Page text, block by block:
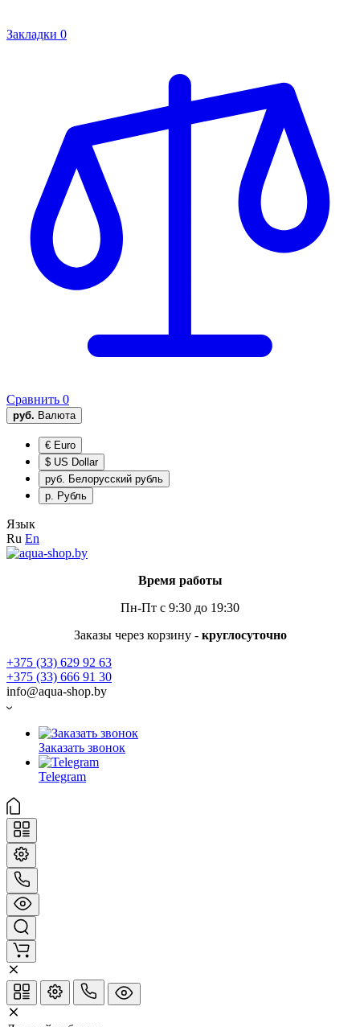
Закладки 0
Сравнить 0
руб. Валюта
€ Euro
$ US Dollar
руб. Белорусский рубль
р. Рубль
Язык
Ru En
Время работы
Пн-Пт с 9:30 до 19:30
Заказы через корзину - круглосуточно
+375 (33) 629 92 63
+375 (33) 666 91 30
info@aqua-shop.by
Заказать звонок
Telegram